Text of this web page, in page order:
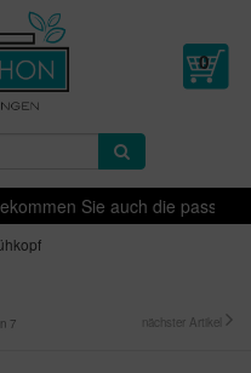
Sie auch die
7 nächster Artikel